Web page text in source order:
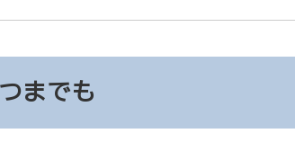
までも